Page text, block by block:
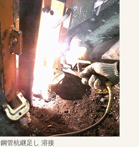
鋼管杭継足し 溶接